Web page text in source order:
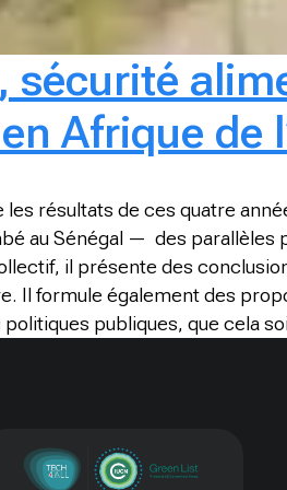
sécurité
Afrique de
résultats de ces quatre
au Sénégal — des parallèles
il présente des
Il formule également des
publiques, que cela